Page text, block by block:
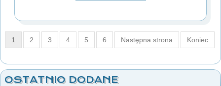
1 2 3 4 5 6 Następna strona Koniec
OSTATNIO DODANE